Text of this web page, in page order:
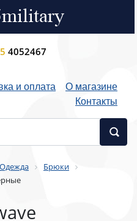
4052467
и оплата
О магазине
Контакты
Одежда
Брюки